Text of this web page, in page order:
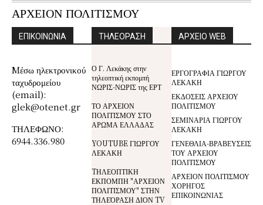
ΑΡΧΕΙΟΝ ΠΟΛΙΤΙΣΜΟΥ
ΕΠΙΚΟΙΝΩΝΙΑ
Mέσω ηλεκτρονικού
ταχυδρομείου
(email):
glek@otenet.gr
ΤΗΛΕΦΩΝΟ:
6944.336.980
ΤΗΛΕΟΡΑΣΗ
Ο Γ. Λεκάκης στην
τηλεοπτική εκπομπή
ΝΩΡΙΣ-ΝΩΡΙΣ της ΕΡΤ
ΤΟ ΑΡΧΕΙΟΝ
ΠΟΛΙΤΙΣΜΟΥ ΣΤΟ
ΑΡΩΜΑ ΕΛΛΑΔΑΣ
YOUTUBE ΓΙΩΡΓΟΥ
ΛΕΚΑΚΗ
TΗΛΕΟΠΤΙΚΗ
ΕΚΠΟΜΠΗ "ΑΡΧΕΙΟΝ
ΠΟΛΙΤΙΣΜΟΥ" ΣΤΗΝ
ΤΗΛΕΌΡΑΣΗ ΔΙΟΝ TV
ΑΡΧΕΙΟ WEB
ΕΡΓΟΓΡΑΦΙΑ ΓΙΩΡΓΟΥ
ΛΕΚΑΚΗ
ΕΚΔΟΣΕΙΣ ΑΡΧΕΙΟΥ
ΠΟΛΙΤΙΣΜΟΥ
ΣΕΜΙΝΑΡΙΑ ΓΙΩΡΓΟΥ
ΛΕΚΑΚΗ
ΓΕΝΕΘΛΙΑ-ΒΡΑΒΕΥΣΕΙΣ
ΤΟΥ ΑΡΧΕΙΟΥ
ΠΟΛΙΤΙΣΜΟΥ
ΑΡΧΕΙΟΝ ΠΟΛΙΤΙΣΜΟΥ
ΧΟΡΗΓΟΣ
ΕΠΙΚΟΙΝΩΝΙΑΣ